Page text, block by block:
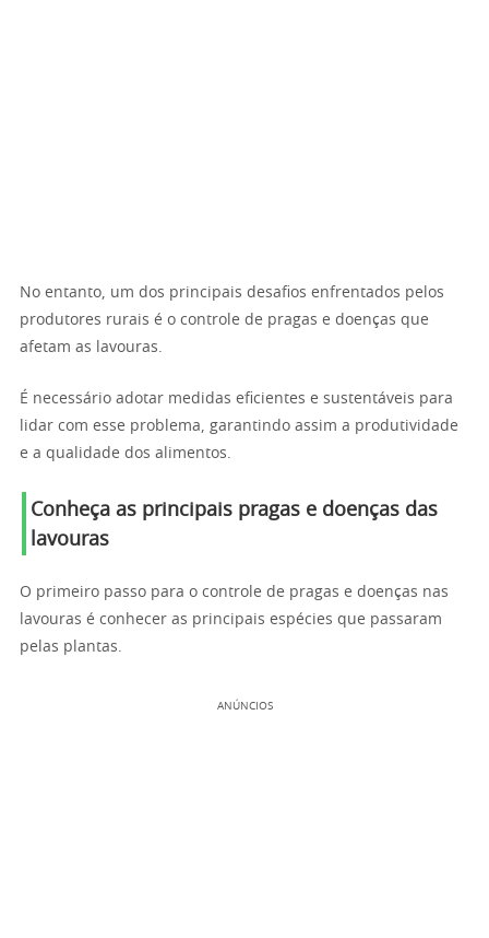
No entanto, um dos principais desafios enfrentados pelos
produtores rurais é o controle de pragas e doenças que
afetam as lavouras.
É necessário adotar medidas eficientes e sustentáveis ​​para
lidar com esse problema, garantindo assim a produtividade
e a qualidade dos alimentos.
Conheça as principais pragas e doenças das
lavouras
O primeiro passo para o controle de pragas e doenças nas
lavouras é conhecer as principais espécies que passaram
pelas plantas.
ANÚNCIOS